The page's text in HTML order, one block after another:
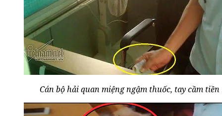
Cán bộ hải quan miệng ngậm thuốc, tay cầm